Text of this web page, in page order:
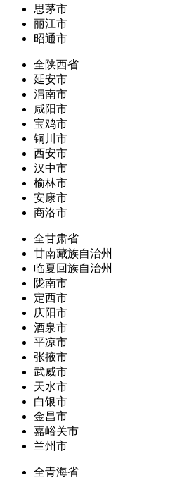
思茅市
丽江市
昭通市
全陕西省
延安市
渭南市
咸阳市
宝鸡市
铜川市
西安市
汉中市
榆林市
安康市
商洛市
全甘肃省
甘南藏族自治州
临夏回族自治州
陇南市
定西市
庆阳市
酒泉市
平凉市
张掖市
武威市
天水市
白银市
金昌市
嘉峪关市
兰州市
全青海省